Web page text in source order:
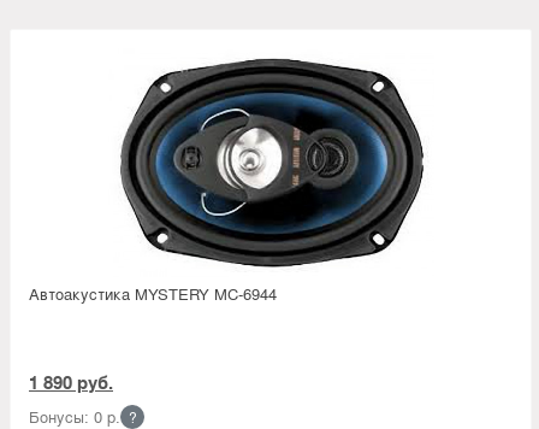
Автоакустика MYSTERY MC-6944
1 890 руб.
Бонусы: 0 р. ?